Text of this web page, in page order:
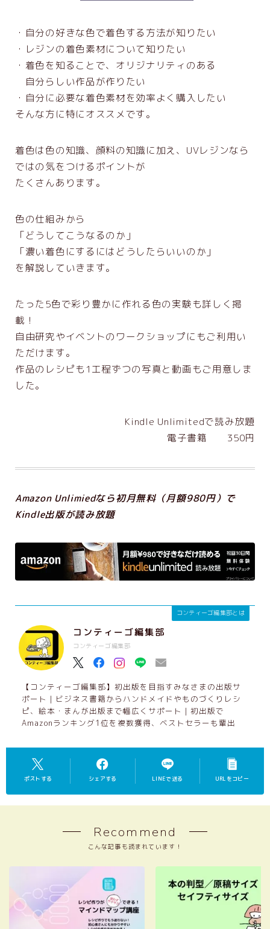
・自分の好きな色で着色する方法が知りたい
・レジンの着色素材について知りたい
・着色を知ることで、オリジナリティのある
自分らしい作品が作りたい
・自分に必要な着色素材を効率よく購入したい
そんな方に特にオススメです。
着色は色の知識、顔料の知識に加え、UVレジンなら
ではの気をつけるポイントが
たくさんあります。
色の仕組みから
「どうしてこうなるのか」
「濃い着色にするにはどうしたらいいのか」
を解説していきます。
たった5色で彩り豊かに作れる色の実験も詳しく掲
載！
自由研究やイベントのワークショップにもご利用い
ただけます。
作品のレシピも1工程ずつの写真と動画もご用意しま
した。
Kindle Unlimitedで読み放題
電子書籍 350円
Amazon Unlimiedなら初月無料（月額980円）で
Kindle出版が読み放題
コンティーゴ編集部とは
コンティーゴ編集部
コンティーゴ編集部
【コンティーゴ編集部】初出版を目指すみなさまの出版サ
ポート｜ビジネス書籍からハンドメイドやものづくりレシ
ピ、絵本・まんが出版まで幅広くサポート｜初出版で
Amazonランキング1位を複数獲得、ベストセラーも輩出
ポストする シェアする LINEで送る URLをコピー
Recommend
こんな記事も読まれています！